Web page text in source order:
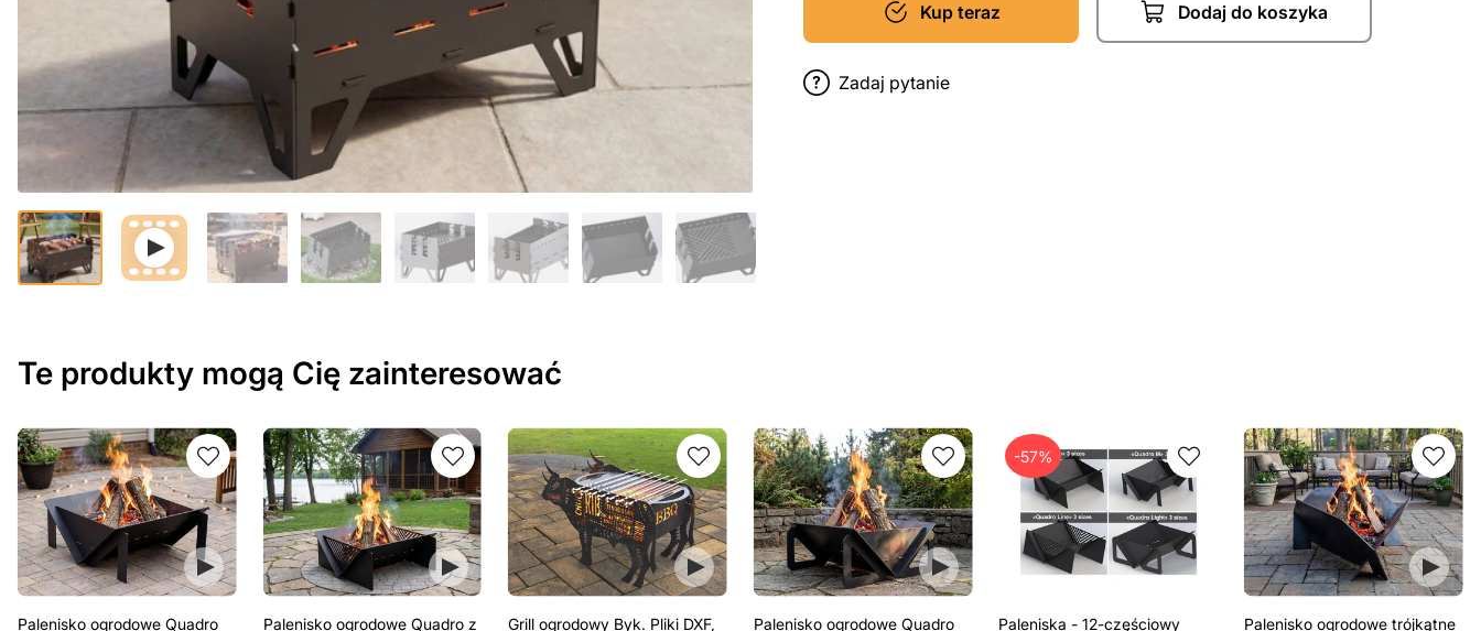
Kup teraz Dodaj do koszyka
Zadaj pytanie
Te produkty mogą Cię zainteresować
Palenisko ogrodowe Quadro
Palenisko ogrodowe Quadro z
Grill ogrodowy Byk. Pliki DXF,
Palenisko ogrodowe Quadro
-57%
Paleniska - 12-częściowy
Palenisko ogrodowe trójkątne